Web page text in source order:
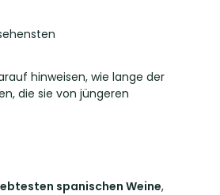
hinweisen, wie lange der
die sie von jüngeren
spanischen Weine,